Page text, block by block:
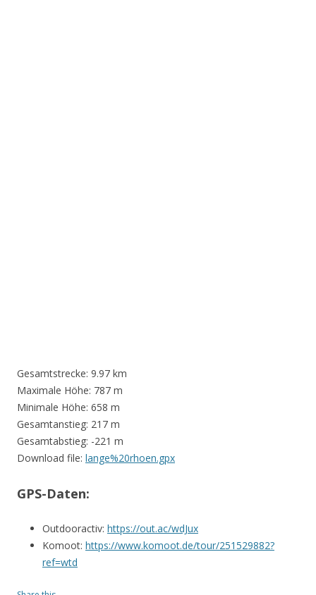
Gesamtstrecke: 9.97 km
Maximale Höhe: 787 m
Minimale Höhe: 658 m
Gesamtanstieg: 217 m
Gesamtabstieg: -221 m
Download file: lange%20rhoen.gpx
GPS-Daten:
Outdooractiv: https://out.ac/wdJux
Komoot: https://www.komoot.de/tour/251529882?
ref=wtd